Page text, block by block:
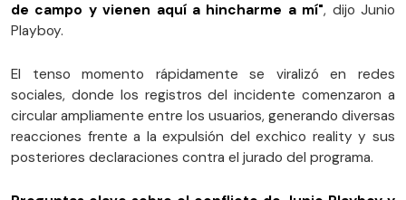
de campo y vienen aquí a hincharme a mí", dijo Junio
Playboy.
El tenso momento rápidamente se viralizó en redes
sociales, donde los registros del incidente comenzaron a
circular ampliamente entre los usuarios, generando diversas
reacciones frente a la expulsión del exchico reality y sus
posteriores declaraciones contra el jurado del programa.